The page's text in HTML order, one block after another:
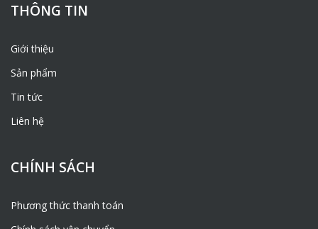
THÔNG TIN
Giới thiệu
Sản phẩm
Tin tức
Liên hệ
CHÍNH SÁCH
Phương thức thanh toán